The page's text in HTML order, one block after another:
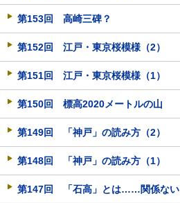
第153回 高崎三碑？
第152回 江戸・東京桜模様（2）
第151回 江戸・東京桜模様（1）
第150回 標高2020メートルの山
第149回 「神戸」の読み方（2）
第148回 「神戸」の読み方（1）
第147回 「石高」とは……関係ない